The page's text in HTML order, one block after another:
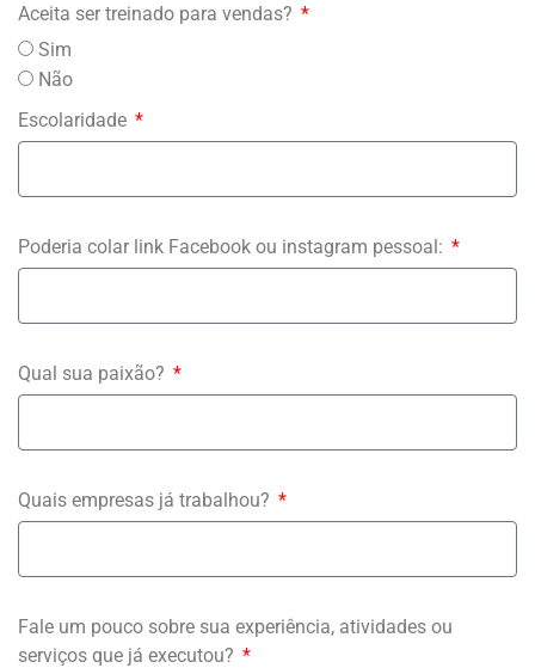
Aceita ser treinado para vendas?
Sim
Não
Escolaridade
Poderia colar link Facebook ou instagram pessoal:
Qual sua paixão?
Quais empresas já trabalhou?
Fale um pouco sobre sua experiência, atividades ou
serviços que já executou?